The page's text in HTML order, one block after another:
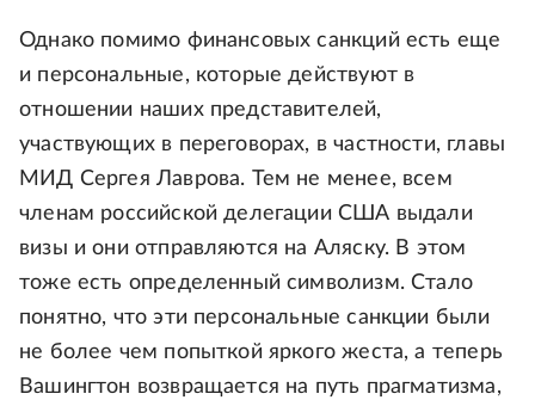
Однако помимо финансовых санкций есть еще
и персональные, которые действуют в
отношении наших представителей,
участвующих в переговорах, в частности, главы
МИД Сергея Лаврова. Тем не менее, всем
членам российской делегации США выдали
визы и они отправляются на Аляску. В этом
тоже есть определенный символизм. Стало
понятно, что эти персональные санкции были
не более чем попыткой яркого жеста, а теперь
Вашингтон возвращается на путь прагматизма,